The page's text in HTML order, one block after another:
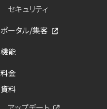
セキュリティ
ポータル/集客
機能
料金
資料